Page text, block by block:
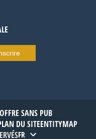
OFFRE SANS PUB
DU SITEENTITYMAP
FR